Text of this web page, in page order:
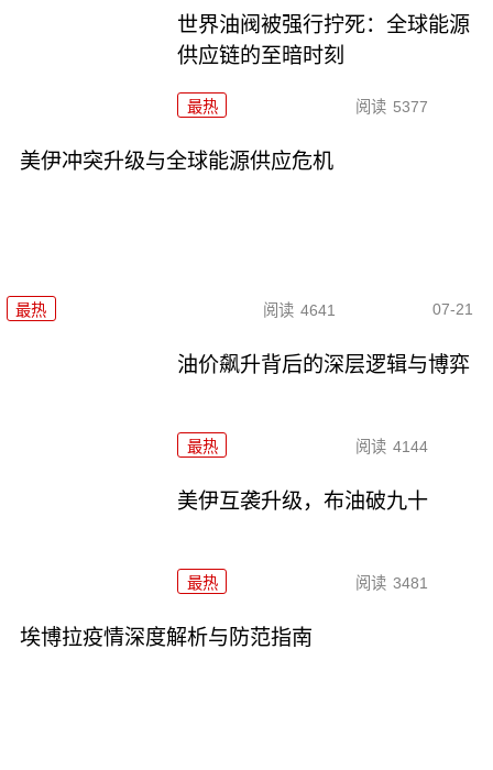
世界油阀被强行拧死：全球能源
供应链的至暗时刻
最热 阅读 5377
美伊冲突升级与全球能源供应危机
最热 阅读 4641 07-21
油价飙升背后的深层逻辑与博弈
最热 阅读 4144
美伊互袭升级，布油破九十
最热 阅读 3481
埃博拉疫情深度解析与防范指南